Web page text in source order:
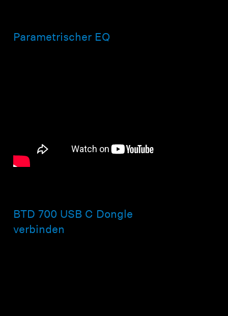
Parametrischer EQ
BTD 700 USB C Dongle
verbinden